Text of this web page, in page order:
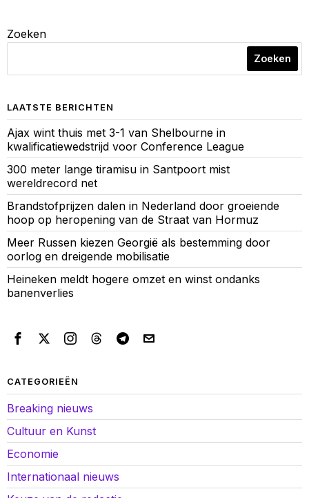
Zoeken
Zoeken
LAATSTE BERICHTEN
Ajax wint thuis met 3-1 van Shelbourne in
kwalificatiewedstrijd voor Conference League
300 meter lange tiramisu in Santpoort mist
wereldrecord net
Brandstofprijzen dalen in Nederland door groeiende
hoop op heropening van de Straat van Hormuz
Meer Russen kiezen Georgië als bestemming door
oorlog en dreigende mobilisatie
Heineken meldt hogere omzet en winst ondanks
banenverlies
CATEGORIEËN
Breaking nieuws
Cultuur en Kunst
Economie
Internationaal nieuws